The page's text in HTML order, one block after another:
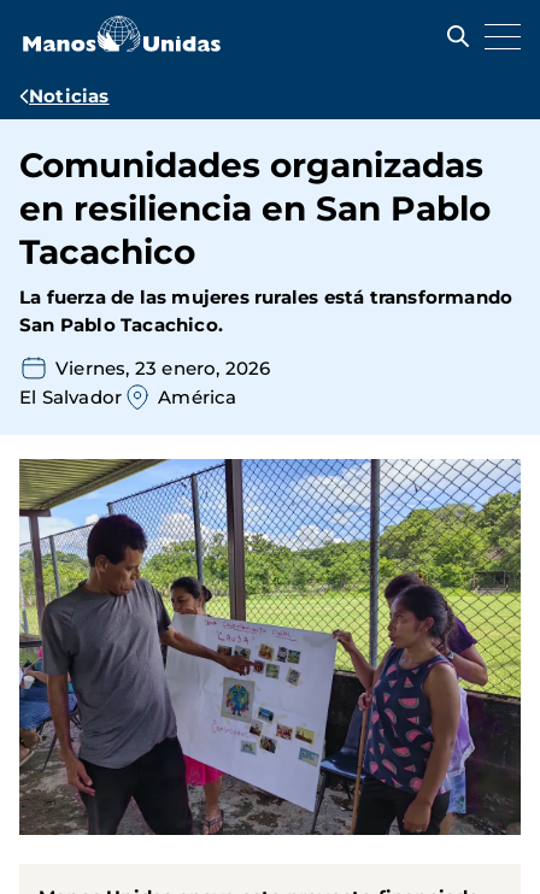
contenido
Ruta
navegación
Noticias
Comunidades organizadas
en resiliencia en San Pablo
Tacachico
La fuerza de las mujeres rurales está transformando
San Pablo Tacachico.
Viernes, 23 enero, 2026
El Salvador
América